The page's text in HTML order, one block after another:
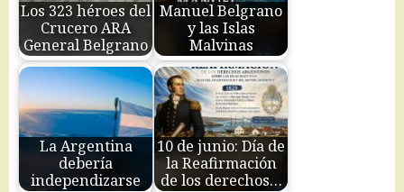
Los 323 héroes del
Crucero ARA
General Belgrano
Manuel Belgrano
y las Islas
Malvinas
La Argentina
debería
independizarse
10 de junio: Día de
la Reafirmación
de los derechos…